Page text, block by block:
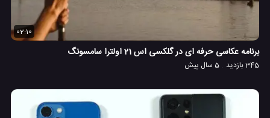
02:10
برنامه عکاسی حرفه ای در گلکسی اس 21 اولترا سامسونگ
345 بازدید 5 سال پیش